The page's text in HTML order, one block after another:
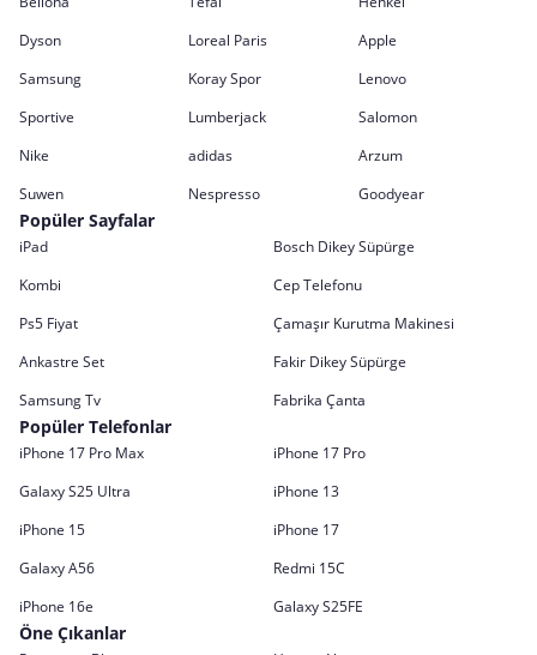
Dyson
Loreal Paris
Apple
Samsung
Koray Spor
Lenovo
Sportive
Lumberjack
Salomon
Nike
adidas
Arzum
Suwen
Nespresso Goodyear
Popüler Sayfalar
iPad
Bosch Dikey Süpürge
Kombi
Cep Telefonu
Ps5 Fiyat
Çamaşır Kurutma Makinesi
Ankastre Set
Fakir Dikey Süpürge
Samsung Tv
Fabrika Çanta
Popüler Telefonlar
iPhone 17 Pro Max
iPhone 17 Pro
Galaxy S25 Ultra
iPhone 13
iPhone 15
iPhone 17
Galaxy A56
Redmi 15C
iPhone 16e
Galaxy S25FE
Öne Çıkanlar